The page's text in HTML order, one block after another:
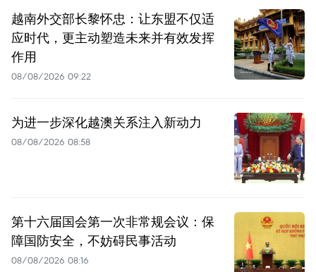
越南外交部长黎怀忠：让东盟不仅适
应时代，更主动塑造未来并有效发挥
作用
08/08/2026 09:22
为进一步深化越澳关系注入新动力
08/08/2026 08:58
第十六届国会第一次非常规会议：保
障国防安全，不妨碍民事活动
08/08/2026 08:16